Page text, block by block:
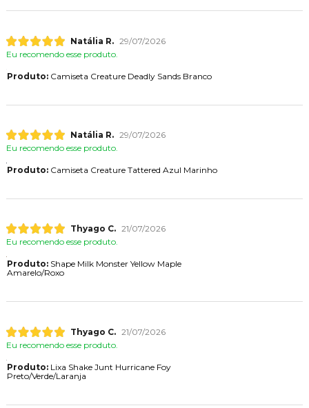
Natália R. 29/07/2026
Eu recomendo esse produto.
Produto:Camiseta Creature Deadly Sands Branco
Natália R. 29/07/2026
Eu recomendo esse produto.
Produto:Camiseta Creature Tattered Azul Marinho
Thyago C. 21/07/2026
Eu recomendo esse produto.
Produto:Shape Milk Monster Yellow Maple
Amarelo/Roxo
Thyago C. 21/07/2026
Eu recomendo esse produto.
Produto:Lixa Shake Junt Hurricane Foy
Preto/Verde/Laranja